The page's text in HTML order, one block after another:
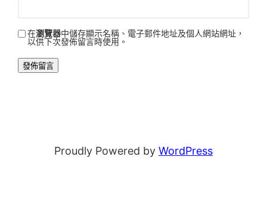
在瀏覽器中儲存顯示名稱、電子郵件地址及個人網站網址，
以供下次發佈留言時使用。
Proudly Powered by WordPress